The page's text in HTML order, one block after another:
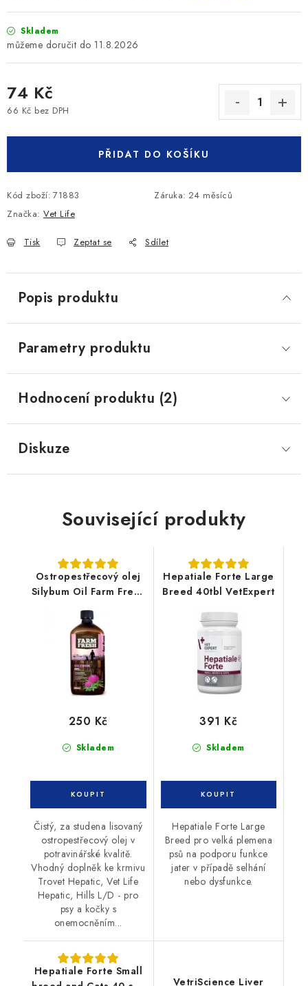
Skladem
11.8.2026
74 Kč
66 Kč bez DPH
PŘIDAT DO KOŠÍKU
Kód zboží: 71883 Záruka: 24 měsíců
Značka: Vet Life
Tisk Zeptat se Sdílet
Popis produktu
Parametry produktu
Hodnocení produktu (2)
Diskuze
Související produkty
Ostropestřecový olej
Silybum Oil Farm Fresh
500 ml
Skladem
250 Kč
Čistý, za studena lisovaný
ostropestřecový olej v
potravinářské kvalitě.
Vhodný doplněk ke krmivu
Trovet Hepatic, Vet Life
Hepatic, Hills L/D - pro
psy a kočky s
onemocněním...
Hepatiale Forte Large
Breed 40tbl VetExpert
Skladem
391 Kč
Hepatiale Forte Large
Breed pro velká plemena
psů na podporu funkce
jater v případě selhání
nebo dysfunkce.
Hepatiale Forte Small
VetriScience Liver